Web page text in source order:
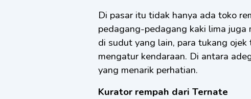
Di pasar itu tidak hanya ada toko
pedagang-pedagang kaki lima juga
di sudut yang lain, para tukang
mengatur kendaraan. Di antara
yang menarik perhatian.
Kurator rempah dari Ternate